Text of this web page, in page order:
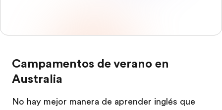
Campamentos de verano en
Australia
No hay mejor manera de aprender inglés que